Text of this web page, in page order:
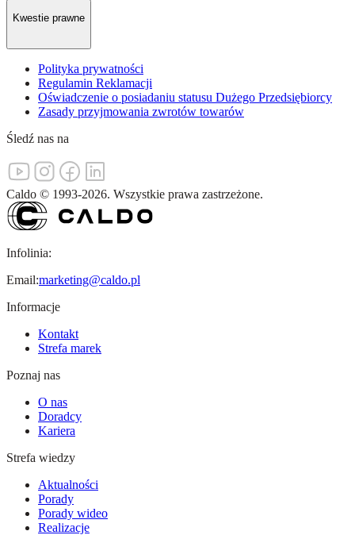
Kwestie prawne
Polityka prywatności
Regulamin Reklamacji
Oświadczenie o posiadaniu statusu Dużego Przedsiębiorcy
Zasady przyjmowania zwrotów towarów
Śledź nas na
Caldo © 1993-2026. Wszystkie prawa zastrzeżone.
Infolinia:
Email:marketing@caldo.pl
Informacje
Kontakt
Strefa marek
Poznaj nas
O nas
Doradcy
Kariera
Strefa wiedzy
Aktualności
Porady
Porady wideo
Realizacje